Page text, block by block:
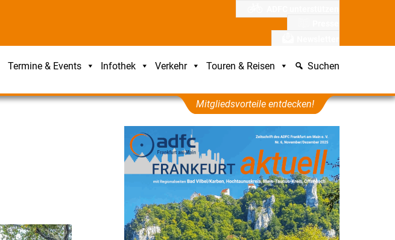
Termine & Events Infothek Verkehr Touren & Reisen Suchen
Mitgliedsvorteile entdecken!